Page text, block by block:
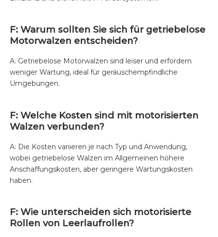
F: Warum sollten Sie sich für getriebelose
Motorwalzen entscheiden?
A: Getriebelose Motorwalzen sind leiser und erfordern
weniger Wartung, ideal für geräuschempfindliche
Umgebungen.
F: Welche Kosten sind mit motorisierten
Walzen verbunden?
A: Die Kosten variieren je nach Typ und Anwendung,
wobei getriebelose Walzen im Allgemeinen höhere
Anschaffungskosten, aber geringere Wartungskosten
haben.
F: Wie unterscheiden sich motorisierte
Rollen von Leerlaufrollen?